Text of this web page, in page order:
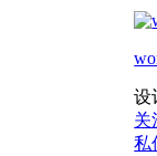
设
关
私